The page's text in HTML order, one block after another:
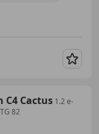
C4 Cactus 1.2 e-
82